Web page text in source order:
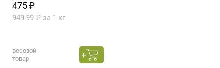
475 ₽
949.99 ₽ за 1 кг
весовой
товар